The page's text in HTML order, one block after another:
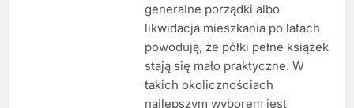
generalne porządki albo
likwidacja mieszkania po latach
powodują, że półki pełne książek
stają się mało praktyczne. W
takich okolicznościach
najlepszym wyborem jest